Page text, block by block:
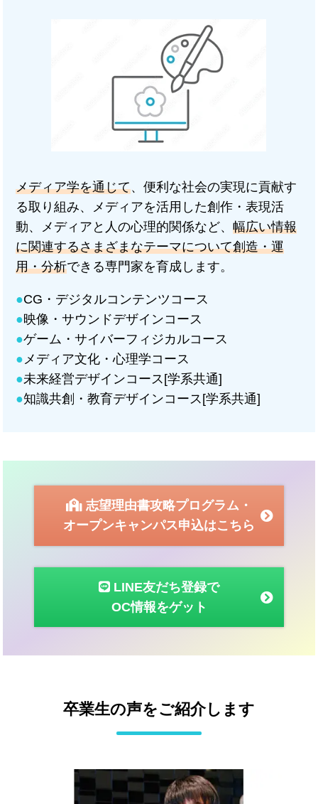
メディア学を通じて、便利な社会の実現に貢献す
る取り組み、メディアを活用した創作・表現活
動、メディアと人の心理的関係など、幅広い情報
に関連するさまざまなテーマについて創造・運
用・分析できる専門家を育成します。
●CG・デジタルコンテンツコース
●映像・サウンドデザインコース
●ゲーム・サイバーフィジカルコース
● メディア文化・心理学コース
●未来経営デザインコース[学系共通]
●知識共創・教育デザインコース[学系共通]
志望理由書攻略プログラム・
オープンキャンパス申込はこちら
LINE友だち登録で
OC情報をゲット
卒業生の声をご紹介します